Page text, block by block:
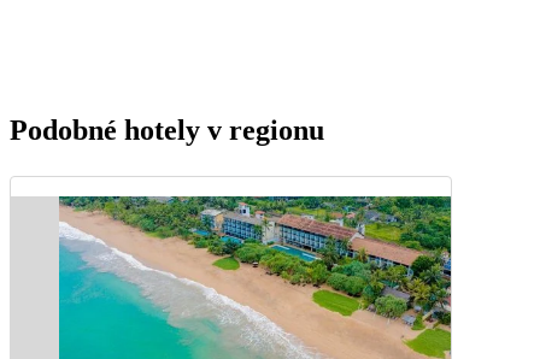
Podobné hotely v regionu